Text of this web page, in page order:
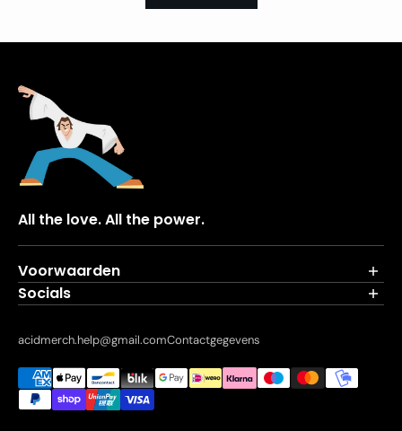
All the love. All the power.
Voorwaarden
Verzending
Algemene Voorwaarden
Retour- en terugbetalingsbeleid
Socials
Instagram
Twitch
Tiktok
Snapchat
acidmerch.help@gmail.comContactgegevens